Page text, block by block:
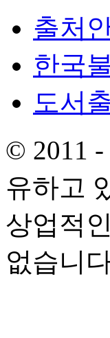
출처
한국
도서
© 2011
유하고
상업적
없습니